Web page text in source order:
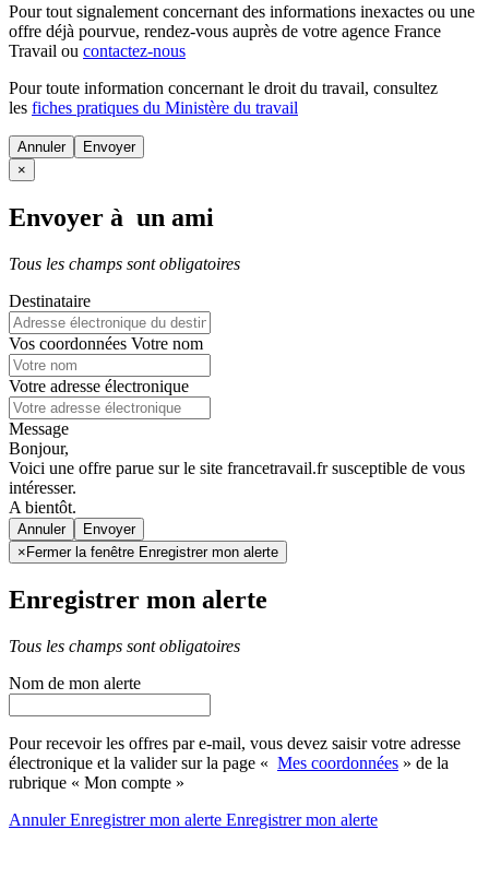
Pour tout signalement concernant des informations inexactes ou une
offre déjà pourvue, rendez-vous auprès de votre agence France
Travail ou contactez-nous
Pour toute information concernant le droit du travail, consultez
les fiches pratiques du Ministère du travail
Annuler
×
Envoyer à un ami
Tous les champs sont obligatoires
Destinataire
Vos coordonnées Votre nom
Votre adresse électronique
Message
Bonjour,
Voici une offre parue sur le site francetravail.fr susceptible de vous
intéresser.
A bientôt.
Annuler
× Fermer la fenêtre Enregistrer mon alerte
Enregistrer mon alerte
Tous les champs sont obligatoires
Nom de mon alerte
Pour recevoir les offres par e-mail, vous devez saisir votre adresse
électronique et la valider sur la page « Mes coordonnées » de la
rubrique « Mon compte »
AnnulerEnregistrer mon alerte Enregistrermon alerte